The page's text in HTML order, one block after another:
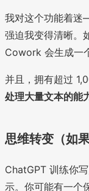
我对这个功能着
强迫我变得清晰。
Cowork 会生成一
并且，拥有超过
处理大量文本的能
思维转变（如
ChatGPT 训练你
示。你可能有一个